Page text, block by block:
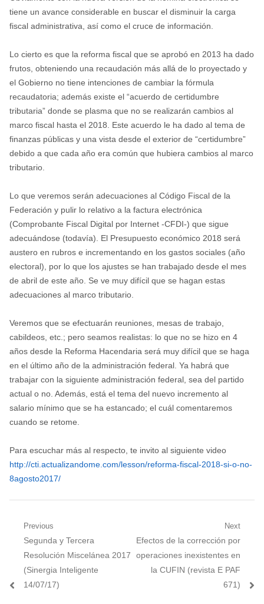
tiene un avance considerable en buscar el disminuir la carga
fiscal administrativa, así como el cruce de información.
Lo cierto es que la reforma fiscal que se aprobó en 2013 ha dado
frutos, obteniendo una recaudación más allá de lo proyectado y
el Gobierno no tiene intenciones de cambiar la fórmula
recaudatoria; además existe el “acuerdo de certidumbre
tributaria” donde se plasma que no se realizarán cambios al
marco fiscal hasta el 2018. Este acuerdo le ha dado al tema de
finanzas públicas y una vista desde el exterior de “certidumbre”
debido a que cada año era común que hubiera cambios al marco
tributario.
Lo que veremos serán adecuaciones al Código Fiscal de la
Federación y pulir lo relativo a la factura electrónica
(Comprobante Fiscal Digital por Internet -CFDI-) que sigue
adecuándose (todavía). El Presupuesto económico 2018 será
austero en rubros e incrementando en los gastos sociales (año
electoral), por lo que los ajustes se han trabajado desde el mes
de abril de este año. Se ve muy difícil que se hagan estas
adecuaciones al marco tributario.
Veremos que se efectuarán reuniones, mesas de trabajo,
cabildeos, etc.; pero seamos realistas: lo que no se hizo en 4
años desde la Reforma Hacendaria será muy difícil que se haga
en el último año de la administración federal. Ya habrá que
trabajar con la siguiente administración federal, sea del partido
actual o no. Además, está el tema del nuevo incremento al
salario mínimo que se ha estancado; el cuál comentaremos
cuando se retome.
Para escuchar más al respecto, te invito al siguiente video
http://cti.actualizandome.com/lesson/reforma-fiscal-2018-si-o-no-
8agosto2017/
Navegación
entradas
Previous
Previous
post:
Segunda y Tercera
Resolución Miscelánea 2017
(Sinergia Inteligente
14/07/17)
Next
Next
post:
Efectos de la corrección por
operaciones inexistentes en
la CUFIN (revista E PAF
671)